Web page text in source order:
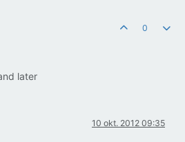
0
later
10 okt. 2012 09:35